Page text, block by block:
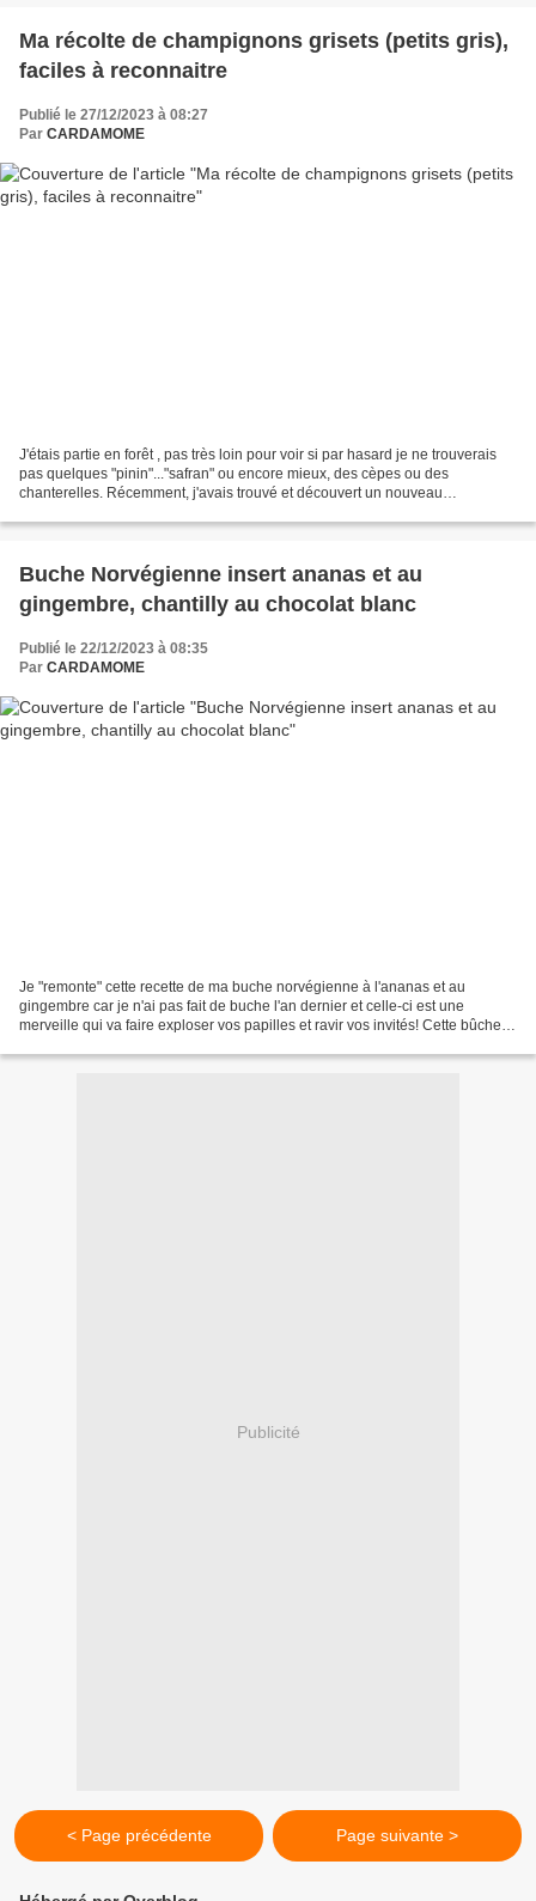
Ma récolte de champignons grisets (petits gris),
faciles à reconnaitre
Publié le 27/12/2023 à 08:27
Par CARDAMOME
J'étais partie en forêt , pas très loin pour voir si par hasard je ne trouverais
pas quelques "pinin"..."safran" ou encore mieux, des cèpes ou des
chanterelles. Récemment, j'avais trouvé et découvert un nouveau
Buche Norvégienne insert ananas et au
gingembre, chantilly au chocolat blanc
Publié le 22/12/2023 à 08:35
Par CARDAMOME
Je "remonte" cette recette de ma buche norvégienne à l'ananas et au
gingembre car je n'ai pas fait de buche l'an dernier et celle-ci est une
merveille qui va faire exploser vos papilles et ravir vos invités! Cette bûche
Publicité
< Page précédente Page suivante >